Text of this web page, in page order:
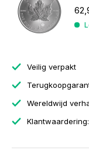
Veilig verpakt
Wereldwijd